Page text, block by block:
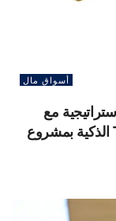
أسواق مال
مع
ڤودافون مصر لتوفير خدمات Triple Play الذكية بمشروع